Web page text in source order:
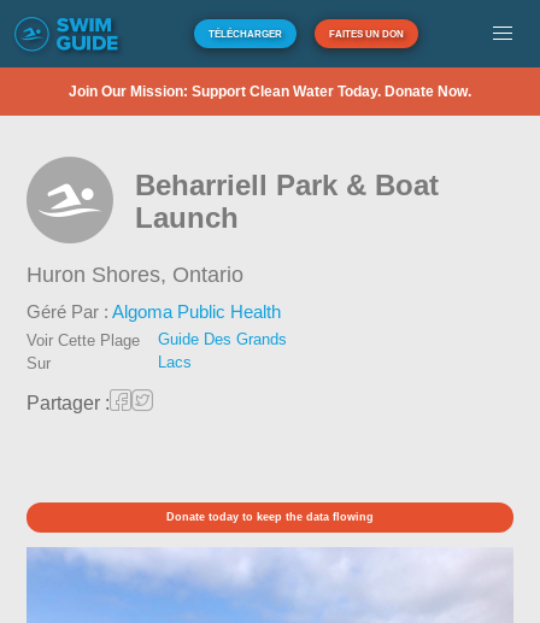
TÉLÉCHARGER FAITES UN DON
Join Our Mission: Support Clean Water Today. Donate Now.
Beharriell Park & Boat
Launch
Huron Shores, Ontario
Géré Par :Algoma Public Health
Voir Cette Plage
Sur
Guide Des Grands
Lacs
Partager :
Donate today to keep the data flowing